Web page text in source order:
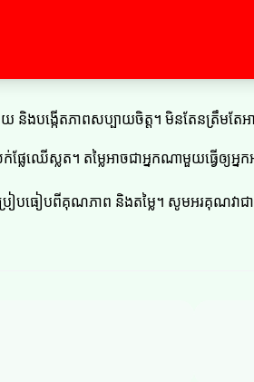
និងបង្កើតភាពសប្បាយចិត្ត។ មិនតែនត្រឹម
ែឈើស្លត។ តម្លៃអាចជាអ្នកណាមួយធ្វើឲ្យ
រៀបធៀបពីគុណភាព និងតម្លៃ។ សូមអរគុណវាជ